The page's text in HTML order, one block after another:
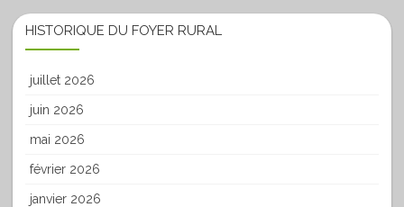
HISTORIQUE DU FOYER RURAL
juillet 2026
juin 2026
mai 2026
février 2026
janvier 2026